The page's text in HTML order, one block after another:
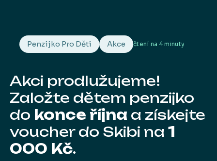
Penzijko Pro Děti Akce čtení na 4 minuty
Akci prodlužujeme!
Založte dětem penzijko
do konce října a získejte
voucher do Skibi na 1
000 Kč.